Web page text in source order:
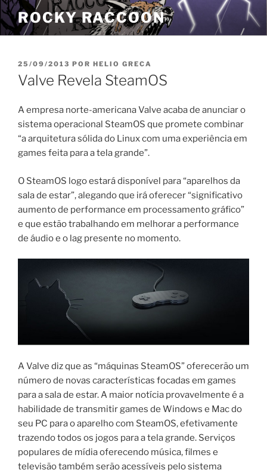
Pular
para
o
ROCKY RACCOON
PUBLICADO
EM
25/09/2013 POR HELIO GRECA
Valve Revela SteamOS
A empresa norte-americana Valve acaba de anunciar o
sistema operacional SteamOS que promete combinar
“a arquitetura sólida do Linux com uma experiência em
games feita para a tela grande”.
O SteamOS logo estará disponível para “aparelhos da
sala de estar”, alegando que irá oferecer “significativo
aumento de performance em processamento gráfico”
e que estão trabalhando em melhorar a performance
de áudio e o lag presente no momento.
A Valve diz que as “máquinas SteamOS” oferecerão um
número de novas características focadas em games
para a sala de estar. A maior notícia provavelmente é a
habilidade de transmitir games de Windows e Mac do
seu PC para o aparelho com SteamOS, efetivamente
trazendo todos os jogos para a tela grande. Serviços
populares de mídia oferecendo música, filmes e
televisão também serão acessíveis pelo sistema